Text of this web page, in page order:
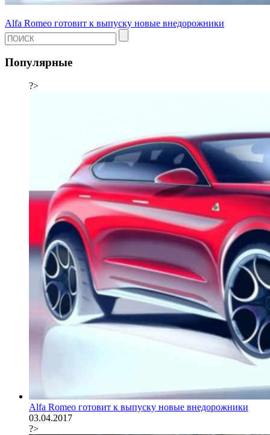
Alfa Romeo готовит к выпуску новые внедорожники
Популярные
?>
Alfa Romeo готовит к выпуску новые внедорожники
03.04.2017
?>